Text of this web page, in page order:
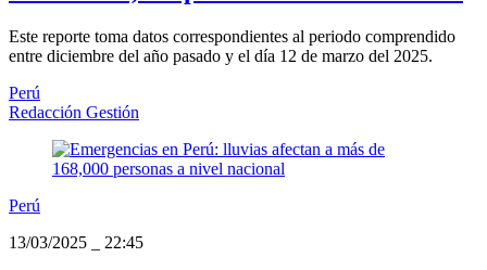
Este reporte toma datos correspondientes al periodo comprendido
entre diciembre del año pasado y el día 12 de marzo del 2025.
Perú
Redacción Gestión
Perú
13/03/2025
22:45